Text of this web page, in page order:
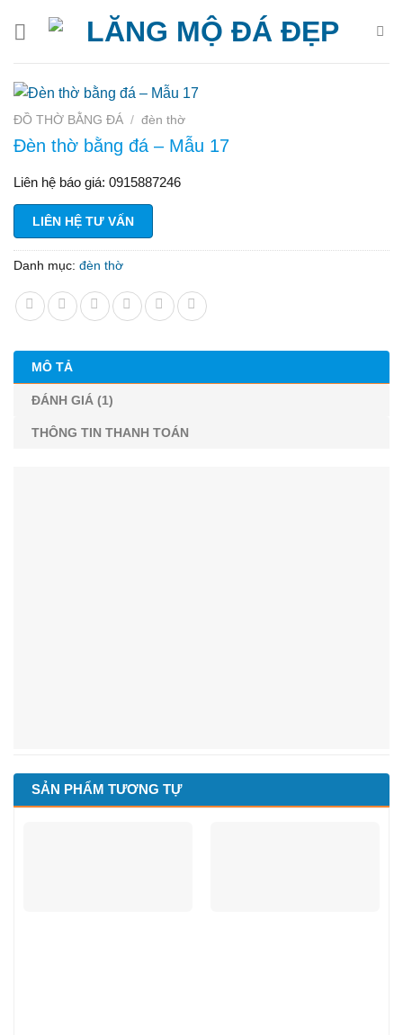
ĐỒ THỜ BẰNG ĐÁ / đèn thờ
Đèn thờ bằng đá – Mẫu 17
Liên hệ báo giá: 0915887246
LIÊN HỆ TƯ VẤN
Danh mục: đèn thờ
MÔ TẢ
ĐÁNH GIÁ (1)
THÔNG TIN THANH TOÁN
SẢN PHẨM TƯƠNG TỰ